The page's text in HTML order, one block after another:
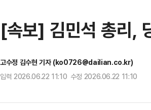
[속보] 김민석 총리,
고수정 김수현 기자 (ko0726@dailian.co.kr)
입력 2026.06.22 11:10 수정 2026.06.22 11:10